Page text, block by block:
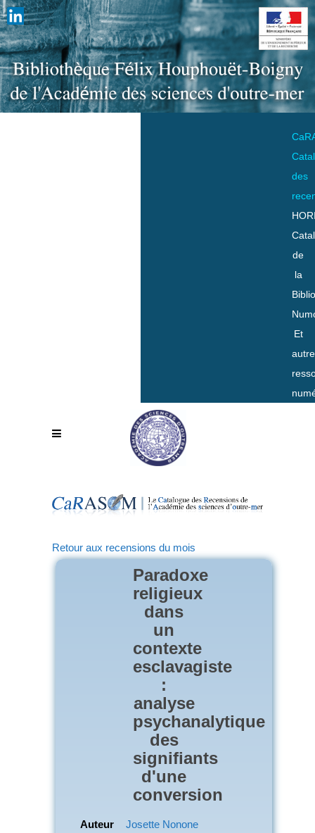
des
de
la
Et
Retour aux recensions du mois
Paradoxe
religieux
dans
un
contexte
esclavagiste
:
analyse
psychanalytique
des
signifiants
d'une
conversion
Auteur Josette Nonone